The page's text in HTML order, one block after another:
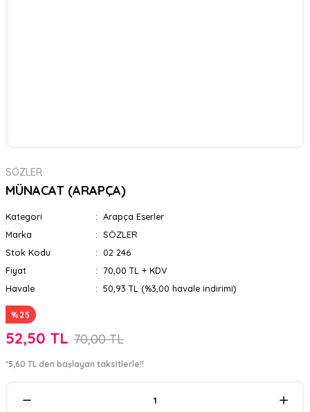
SÖZLER
MÜNACAT (ARAPÇA)
Kategori
Arapça Eserler
Marka
SÖZLER
Stok Kodu
02 246
Fiyat
70,00 TL + KDV
Havale
50,93 TL (%3,00 havale indirimi)
%25
52,50 TL 70,00 TL
*5,60 TL den başlayan taksitlerle!!